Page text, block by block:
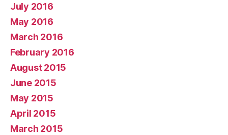
July 2016
May 2016
March 2016
February 2016
August 2015
June 2015
May 2015
April 2015
March 2015